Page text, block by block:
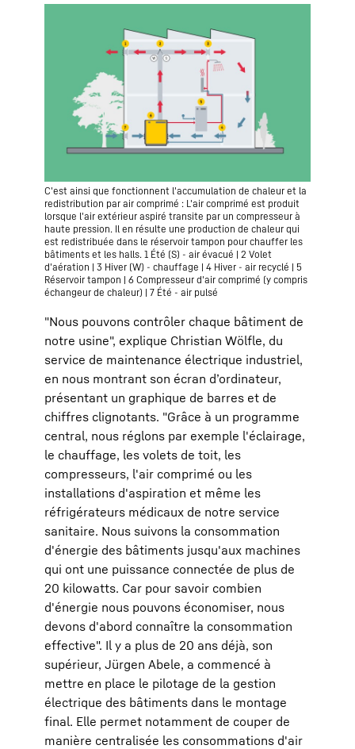
C'est ainsi que fonctionnent l'accumulation de chaleur et la
redistribution par air comprimé : L'air comprimé est produit
lorsque l'air extérieur aspiré transite par un compresseur à
haute pression. Il en résulte une production de chaleur qui
est redistribuée dans le réservoir tampon pour chauffer les
bâtiments et les halls. 1 Été (S) - air évacué | 2 Volet
d'aération | 3 Hiver (W) - chauffage | 4 Hiver - air recyclé | 5
Réservoir tampon | 6 Compresseur d'air comprimé (y compris
échangeur de chaleur) | 7 Été - air pulsé
"Nous pouvons contrôler chaque bâtiment de
notre usine", explique Christian Wölfle, du
service de maintenance électrique industriel,
en nous montrant son écran d’ordinateur,
présentant un graphique de barres et de
chiffres clignotants. "Grâce à un programme
central, nous réglons par exemple l'éclairage,
le chauffage, les volets de toit, les
compresseurs, l'air comprimé ou les
installations d'aspiration et même les
réfrigérateurs médicaux de notre service
sanitaire. Nous suivons la consommation
d'énergie des bâtiments jusqu'aux machines
qui ont une puissance connectée de plus de
20 kilowatts. Car pour savoir combien
d'énergie nous pouvons économiser, nous
devons d'abord connaître la consommation
effective". Il y a plus de 20 ans déjà, son
supérieur, Jürgen Abele, a commencé à
mettre en place le pilotage de la gestion
électrique des bâtiments dans le montage
final. Elle permet notamment de couper de
manière centralisée les consommations d'air